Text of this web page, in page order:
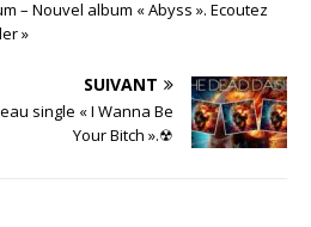
– Nouvel album « Abyss ». Ecoutez
»
SUIVANT
single « I Wanna Be
Your Bitch ».☢